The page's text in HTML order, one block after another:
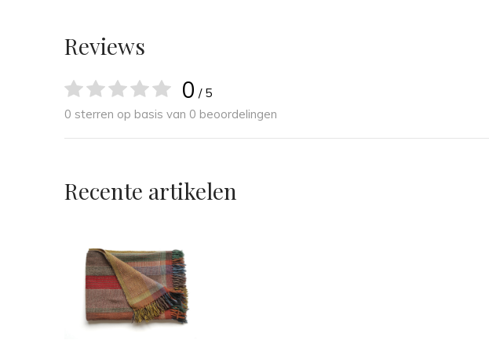
Reviews
0 / 5
0 sterren op basis van 0 beoordelingen
Recente artikelen